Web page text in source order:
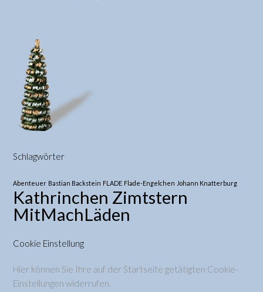
Schlagwörter
Abenteuer Bastian Backstein FLADE Flade-Engelchen Johann Knatterburg
Kathrinchen Zimtstern
MitMachLäden
Cookie Einstellung
Hier können Sie Ihre auf der Startseite getätigten Cookie-
Einstellungen widerrufen.